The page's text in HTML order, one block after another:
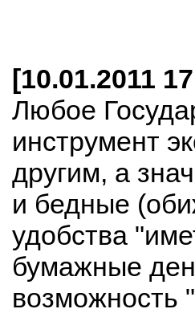
[10.01.2011
Любое
инструмент
другим, а
и бедные
удобства
бумажные
возможность